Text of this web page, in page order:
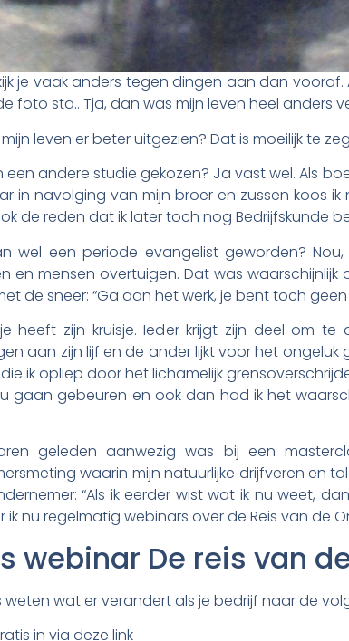
je vaak anders tegen dingen aan dan
foto sta.. Tja, dan was mijn leven heel anders
leven er beter uitgezien? Dat is moeilijk te
een andere studie gekozen? Ja vast wel. Als
in navolging van mijn broer en zussen koos
de reden dat ik later toch nog Bedrijfskunde
wel een periode evangelist geworden?
en mensen overtuigen. Dat was
de sneer: “Ga aan het werk, je bent toch
heeft zijn kruisje. Ieder krijgt zijn deel om
aan zijn lijf en de ander lijkt voor het
ik opliep door het lichamelijk
gaan gebeuren en ook dan had ik het
geleden aanwezig was bij een
waarin mijn natuurlijke drijfveren en
“Als ik eerder wist wat ik nu weet,
ik nu regelmatig webinars over de Reis van de
webinar De reis van
weten wat er verandert als je bedrijf naar de
in via deze link